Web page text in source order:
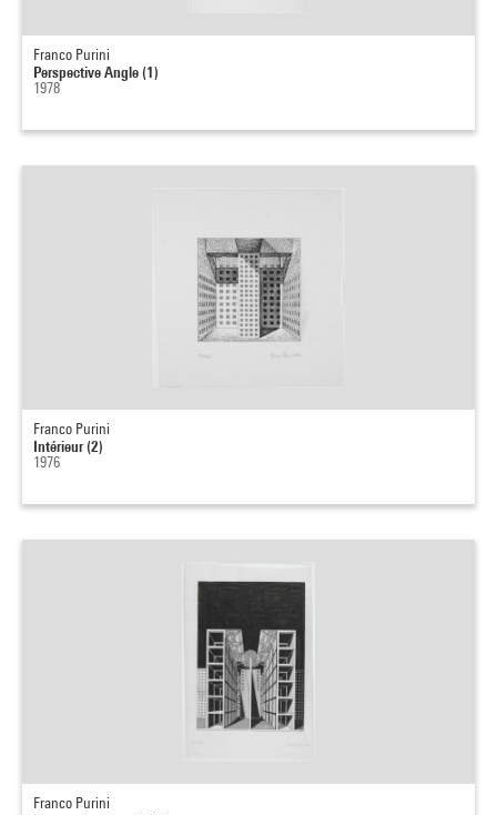
Franco Purini
Perspective Angle (1)
1978
Franco Purini
Intérieur (2)
1976
Franco Purini